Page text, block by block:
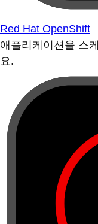
Red Hat OpenShift
애플리케이션을 스
요.